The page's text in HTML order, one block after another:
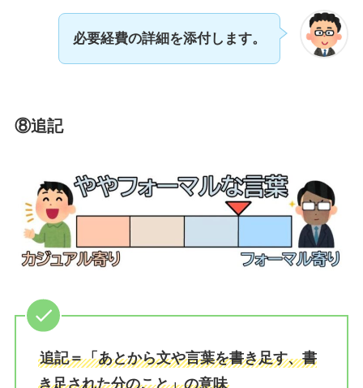
必要経費の詳細を添付します。
⑧追記
追記＝「あとから文や言葉を書き足す、書
き足された分のこと」の意味